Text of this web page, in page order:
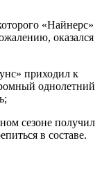
«Найнерс»
оказался
приходил к
однолетний
сезоне получил
в составе.